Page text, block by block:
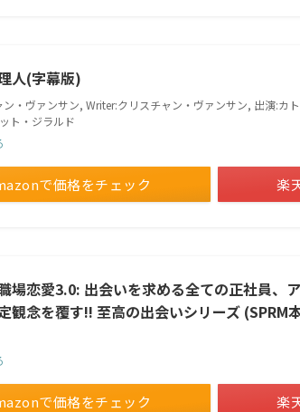
人(字幕版)
・ヴァンサン, Writer:クリスチャン・ヴァンサン, 出演:カ
ト・ジラルド
で価格をチェック 楽
場恋愛3.0: 出会いを求める全ての正社員、
観念を覆す!! 至高の出会いシリーズ (SPRM
で価格をチェック 楽